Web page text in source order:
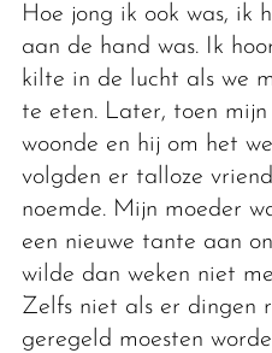
Hoe jong ik ook was, ik
aan de hand was. Ik
kilte in de lucht als we
te eten. Later, toen
woonde en hij om het
volgden er talloze
noemde. Mijn moeder
een nieuwe tante aan
wilde dan weken niet
Zelfs niet als er dingen
geregeld moesten